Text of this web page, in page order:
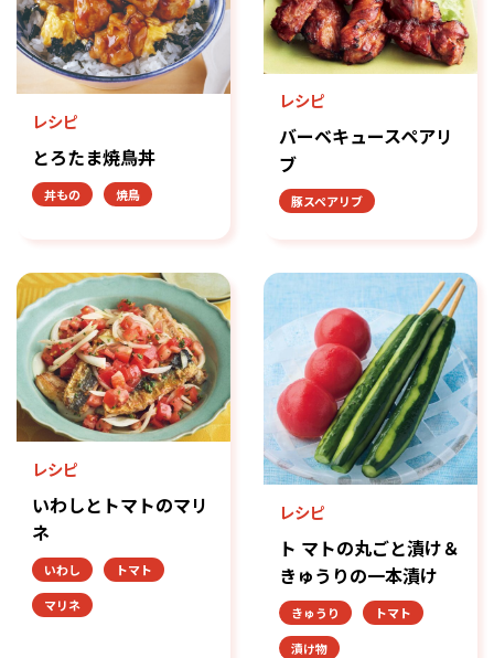
レシピ
とろたま焼鳥丼
丼もの 焼鳥
レシピ
バーベキュースペアリ
ブ
豚スペアリブ
レシピ
いわしとトマトのマリ
ネ
いわし
トマト
マリネ
レシピ
ト マトの丸ごと漬け＆
きゅうりの一本漬け
きゅうり
トマト
漬け物